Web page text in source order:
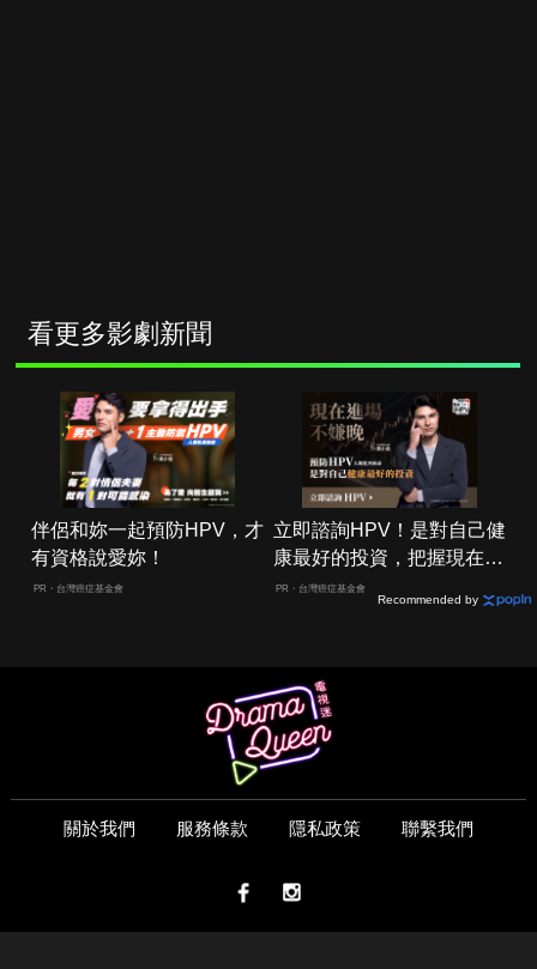
看更多影劇新聞
伴侶和妳一起預防HPV，才
有資格說愛妳！
PR・台灣癌症基金會
立即諮詢HPV！是對自己健
康最好的投資，把握現在不
嫌晚！
PR・台灣癌症基金會
Recommended by
關於我們 服務條款 隱私政策 聯繫我們